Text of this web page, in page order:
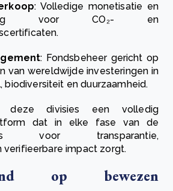
: Volledige monetisatie en
voor CO₂- en
: Fondsbeheer gericht op
van wereldwijde investeringen in
biodiversiteit en duurzaamheid.
deze divisies een volledig
dat in elke fase van de
voor transparantie,
verifieerbare impact zorgt.
op bewezen